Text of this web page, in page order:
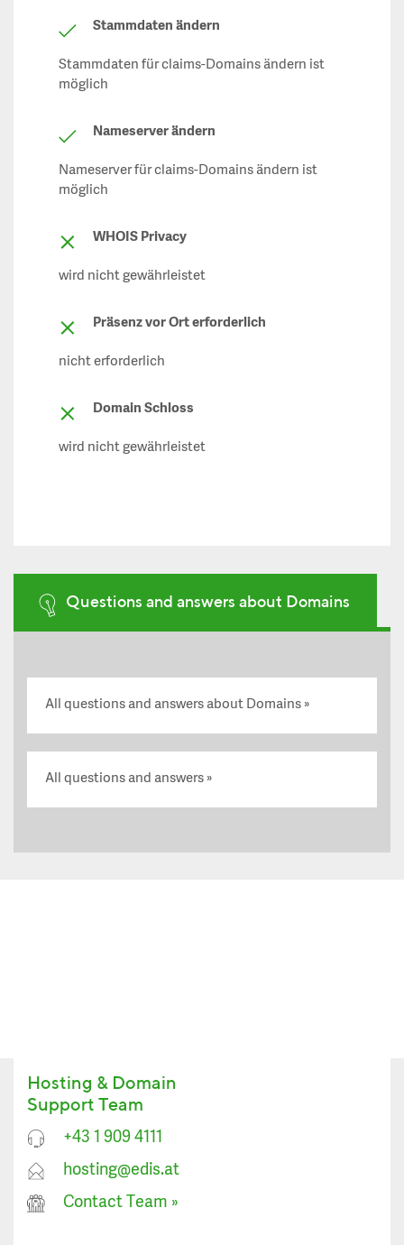
Stammdaten ändern
Stammdaten für claims-Domains ändern ist
möglich
Nameserver ändern
Nameserver für claims-Domains ändern ist
möglich
WHOIS Privacy
wird nicht gewährleistet
Präsenz vor Ort erforderlich
nicht erforderlich
Domain Schloss
wird nicht gewährleistet
Questions and answers about Domains
All questions and answers about Domains
All questions and answers
Hosting & Domain
Support Team
+43 1 909 4111
hosting@edis.at
Contact Team »